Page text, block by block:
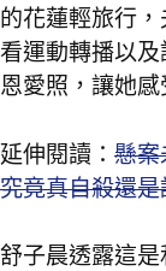
的花蓮輕旅行
看運動轉播以
恩愛照，讓她感
延伸閱讀： 懸案
究竟真自殺還
舒子晨透露這